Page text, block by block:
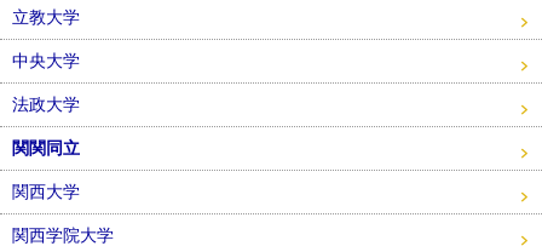
立教大学
中央大学
法政大学
関関同立
関西大学
関西学院大学